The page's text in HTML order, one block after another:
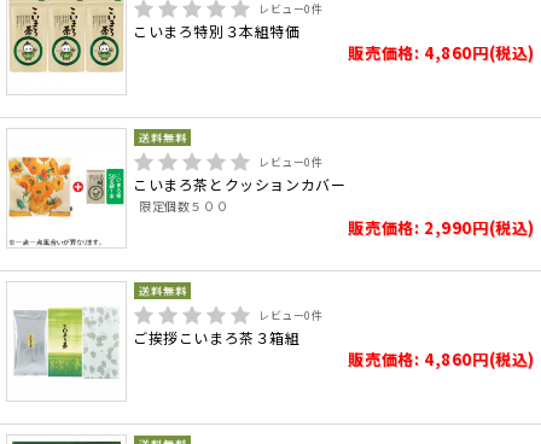
レビュー0件
こいまろ特別３本組特価
販売価格: 4,860円(税込)
レビュー0件
こいまろ茶とクッションカバー
限定個数５００
販売価格: 2,990円(税込)
レビュー0件
ご挨拶こいまろ茶３箱組
販売価格: 4,860円(税込)